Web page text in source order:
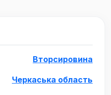
Вторсировина
Черкаська область